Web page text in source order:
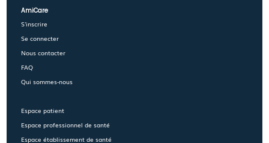
AmiCare
S'inscrire
Se connecter
Nous contacter
FAQ
Qui sommes-nous
Espace patient
Espace professionnel de santé
Espace établissement de santé